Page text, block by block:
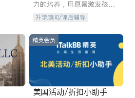
力的培养，用愿景激发孩子
的学习潜力和动力。理念：
拥有成长型心态是成功的基
石。
升学顾问/课后辅导
精英会员
美国活动/折扣小助手